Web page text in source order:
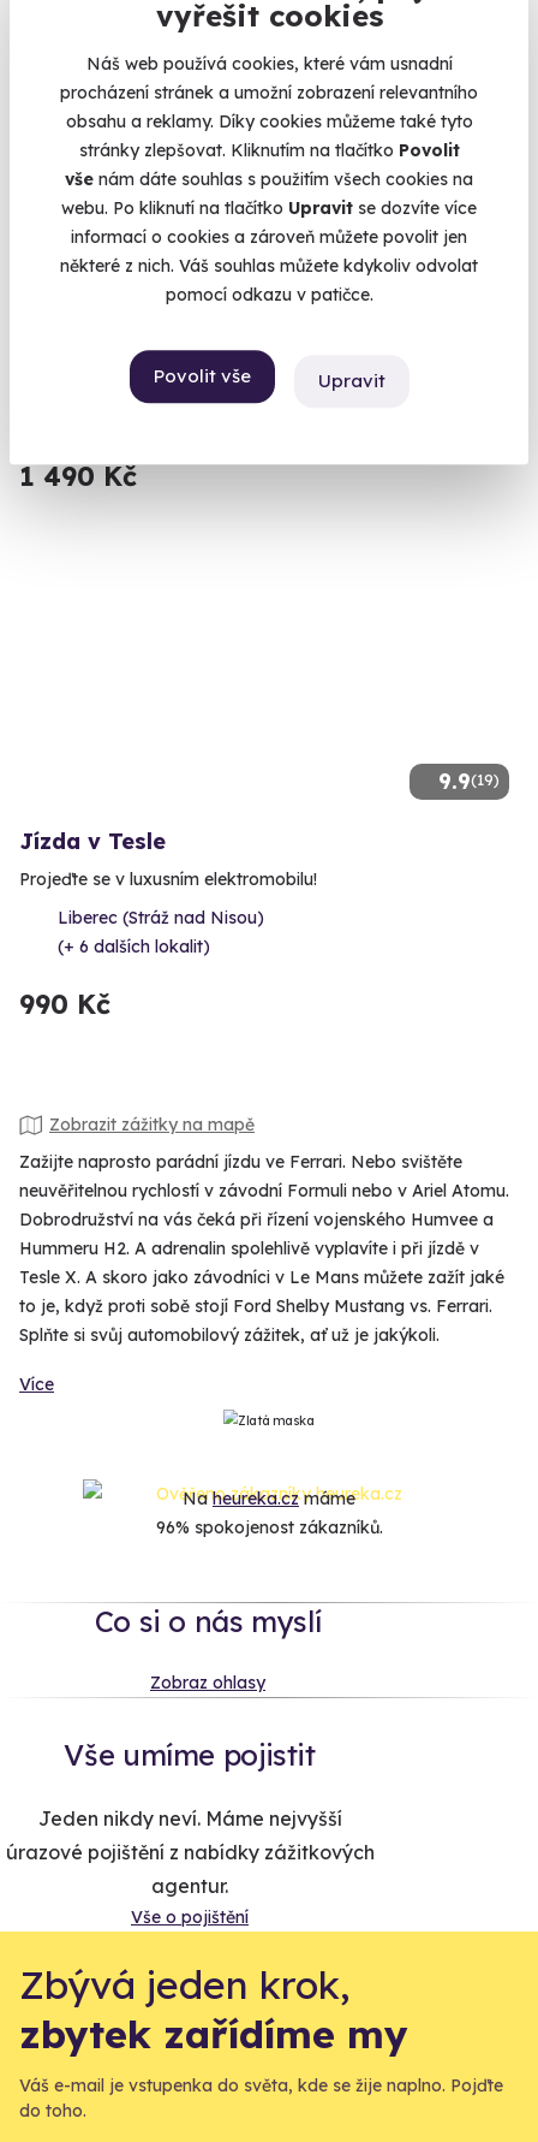
vyřešit cookies
Náš web používá cookies, které vám usnadní
procházení stránek a umožní zobrazení relevantního
obsahu a reklamy. Díky cookies můžeme také tyto
stránky zlepšovat. Kliknutím na tlačítko Povolit
vše nám dáte souhlas s použitím všech cookies na
webu. Po kliknutí na tlačítko Upravit se dozvíte více
informací o cookies a zároveň můžete povolit jen
některé z nich. Váš souhlas můžete kdykoliv odvolat
pomocí odkazu v patičce.
Povolit vše Upravit
10.0
Volný termín už 14. 08. 2026
Jízda na okruhu ve sportovní Toyotě
Šlápněte do pedálů Toyotě GR86 nebo Toyotě GR Yaris
Česká Lípa (Autodrom Sosnová)
1 490 Kč
9.9(19)
Jízda v Tesle
Projeďte se v luxusním elektromobilu!
Liberec (Stráž nad Nisou)
(+ 6 dalších lokalit)
990 Kč
Zobrazit zážitky na mapě
Zažijte naprosto parádní jízdu ve Ferrari. Nebo svištěte
neuvěřitelnou rychlostí v závodní Formuli nebo v Ariel Atomu.
Dobrodružství na vás čeká při řízení vojenského Humvee a
Hummeru H2. A adrenalin spolehlivě vyplavíte i při jízdě v
Tesle X. A skoro jako závodníci v Le Mans můžete zažít jaké
to je, když proti sobě stojí Ford Shelby Mustang vs. Ferrari.
Splňte si svůj automobilový zážitek, ať už je jakýkoli.
Více
Naheureka.czmáme
96% spokojenost zákazníků.
Co si o nás myslí
Zobraz ohlasy
Vše umíme pojistit
Jeden nikdy neví. Máme nejvyšší
úrazové pojištění z nabídky zážitkových
agentur.
Vše o pojištění
Zbývá jeden krok,
zbytek zařídíme my
Váš e-mail je vstupenka do světa, kde se žije naplno. Pojďte
do toho.